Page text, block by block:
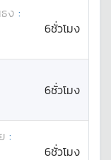
ง :
6ชั่วโมง
6ชั่วโมง
:
6ชั่วโมง